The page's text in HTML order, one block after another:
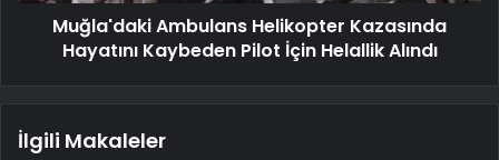
Muğla'daki Ambulans Helikopter Kazasında
Hayatını Kaybeden Pilot İçin Helallik Alındı
İlgili Makaleler